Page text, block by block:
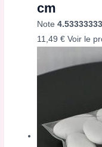
cm
Note
11,49€ Voir le